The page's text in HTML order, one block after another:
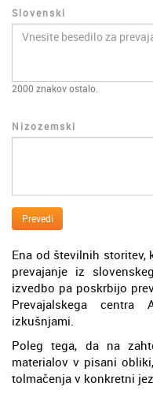
Slovenski
2000 znakov ostalo.
Nizozemski
Prevedi
Ena od številnih storitev,
prevajanje iz
izvedbo pa poskrbijo
Prevajalskega centra
izkušnjami.
Poleg tega, da na
materialov v pisani
tolmačenja v konkretni